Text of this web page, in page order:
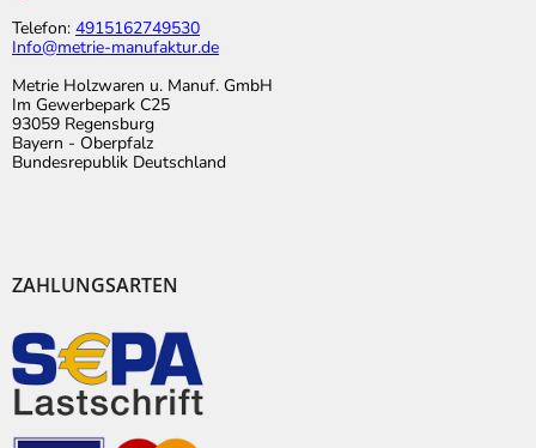
Telefon: 4915162749530
Info@metrie-manufaktur.de
Metrie Holzwaren u. Manuf. GmbH
Im Gewerbepark C25
93059 Regensburg
Bayern - Oberpfalz
Bundesrepublik Deutschland
ZAHLUNGSARTEN